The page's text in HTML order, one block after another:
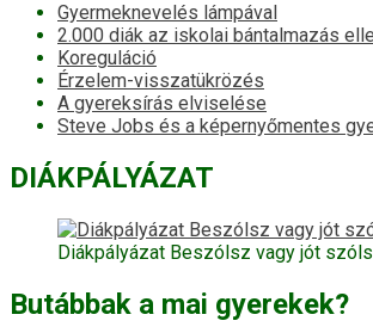
Gyermeknevelés lámpával
2.000 diák az iskolai bántalmazás
Koreguláció
Érzelem-visszatükrözés
A gyereksírás elviselése
Steve Jobs és a képernyőmentes
DIÁKPÁLYÁZAT
Diákpályázat Beszólsz vagy jót
Butábbak a mai gyerekek?